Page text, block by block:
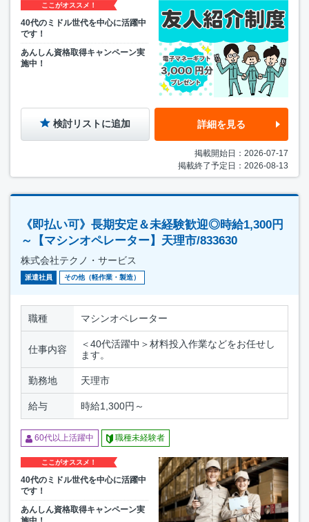
ここがオススメ！
40代のミドル世代を中心に活躍中
です！
あんしん資格取得キャンペーン実
施中！
検討リストに追加 詳細を見る
掲載開始日：2026-07-17
掲載終了予定日：2026-08-13
《即払い可》長期安定＆未経験歓迎◎時給1,300円
～【マシンオペレーター】天理市/833630
株式会社テクノ・サービス
派遣社員 その他（軽作業・製造）
職種 マシンオペレーター
仕事内容
＜40代活躍中＞材料投入作業などをお任せし
ます。
勤務地 天理市
給与 時給1,300円～
60代以上活躍中 職種未経験者
ここがオススメ！
40代のミドル世代を中心に活躍中
です！
あんしん資格取得キャンペーン実